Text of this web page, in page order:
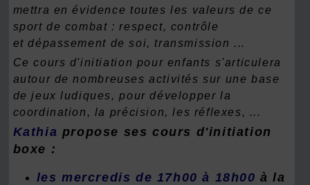
mettra en évidence toutes les valeurs de ce
sport de combat : respect, contrôle
et dépassement de soi, transmission ...
Ce cours d'initiation pour enfants s'articulera
autour de nombreuses activités sur une base
de jeux ludiques, pour développer la
coordination, la précision, les réflexes, ...
Kathia propose ses cours d'initiation
boxe :
les mercredis de 17h00 à 18h00 à la